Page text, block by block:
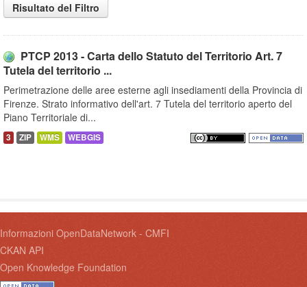
Risultato del Filtro
PTCP 2013 - Carta dello Statuto del Territorio Art. 7
Tutela del territorio ...
Perimetrazione delle aree esterne agli insediamenti della Provincia di
Firenze. Strato informativo dell'art. 7 Tutela del territorio aperto del
Piano Territoriale di...
3 ZIP WMS WEBGIS
Informazioni OpenDataNetwork - CMFI
CKAN API
Open Knowledge Foundation